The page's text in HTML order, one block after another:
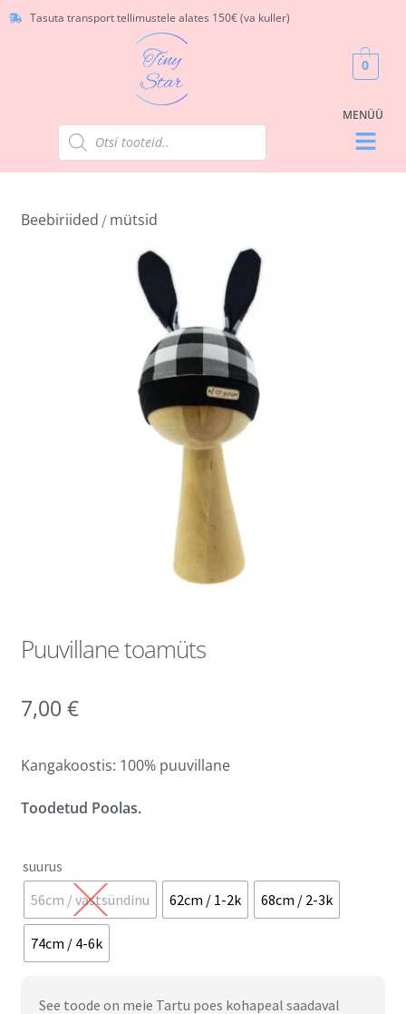
Tasuta transport tellimustele alates 150€ (va kuller)
0
Beebiriided / mütsid
Puuvillane toamüts
7,00 €
Kangakoostis: 100% puuvillane
Toodetud Poolas.
suurus
56cm / vastsündinu
62cm / 1-2k 68cm / 2-3k
74cm / 4-6k
See toode on meie Tartu poes kohapeal saadaval